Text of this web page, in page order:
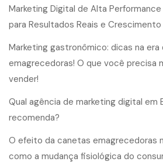
Marketing Digital de Alta
para Resultados Reais e
Marketing gastronômico: dicas na
emagrecedoras! O que você precisa
vender!
Qual agência de marketing digital em
recomenda?
O efeito da canetas emagrecedoras
como a mudança fisiológica do